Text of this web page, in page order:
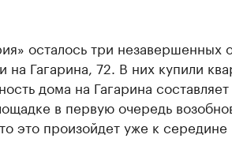
осталось три незавершенных
Гагарина, 72. В них купили
дома на Гагарина составляет
в первую очередь
это произойдет уже к середине